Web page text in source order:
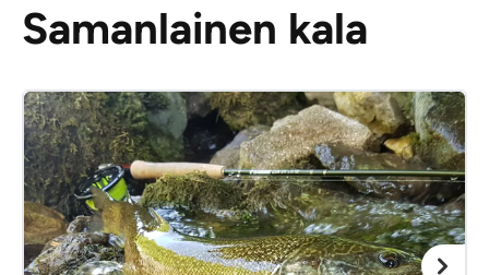
Samanlainen kala